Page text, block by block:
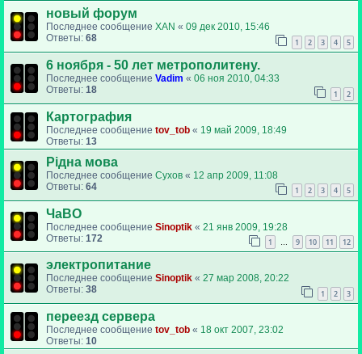
новый форум
Последнее сообщение XAN « 09 дек 2010, 15:46
Ответы: 68 1 2 3 4 5
6 ноября - 50 лет метрополитену.
Последнее сообщение Vadim « 06 ноя 2010, 04:33
Ответы: 18 1 2
Картография
Последнее сообщение tov_tob « 19 май 2009, 18:49
Ответы: 13
Рідна мова
Последнее сообщение Сухов « 12 апр 2009, 11:08
Ответы: 64 1 2 3 4 5
ЧаВО
Последнее сообщение Sinoptik « 21 янв 2009, 19:28
Ответы: 172 1 … 9 10 11 12
электропитание
Последнее сообщение Sinoptik « 27 мар 2008, 20:22
Ответы: 38 1 2 3
переезд сервера
Последнее сообщение tov_tob « 18 окт 2007, 23:02
Ответы: 10